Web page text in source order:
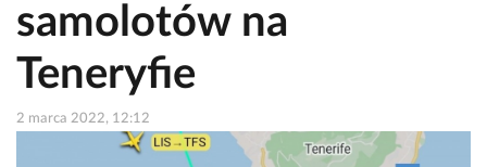
samolotów na
Teneryfie
2 marca 2022, 12:12